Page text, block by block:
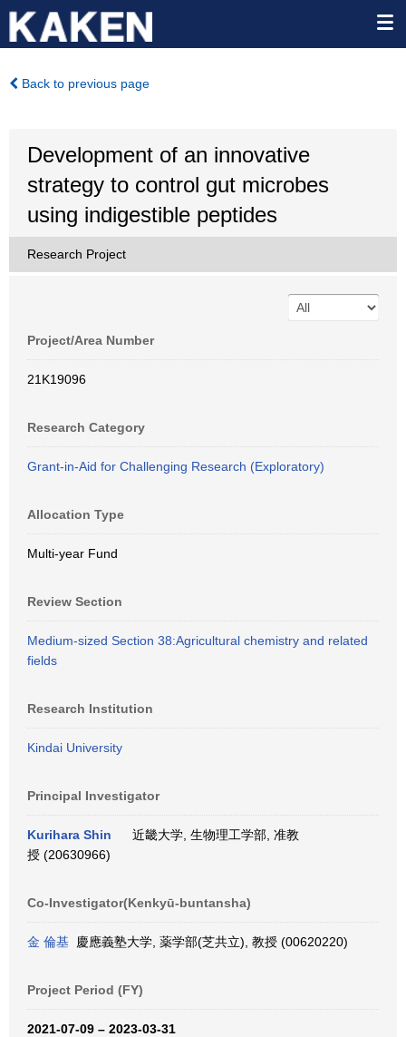
Back to previous page
Development of an innovative
strategy to control gut microbes
using indigestible peptides
Research Project
Project/Area Number
21K19096
Research Category
Grant-in-Aid for Challenging Research (Exploratory)
Allocation Type
Multi-year Fund
Review Section
Medium-sized Section 38:Agricultural chemistry and related
fields
Research Institution
Kindai University
Principal Investigator
Kurihara Shin
近畿大学, 生物理工学部, 准教
授 (20630966)
Co-Investigator(Kenkyū-buntansha)
金 倫基 慶應義塾大学, 薬学部(芝共立), 教授 (00620220)
Project Period (FY)
2021-07-09 – 2023-03-31